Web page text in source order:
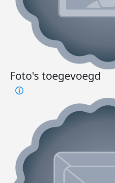
Foto's toegevoegd